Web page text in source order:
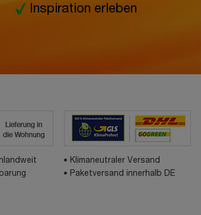
Inspiration erleben
Klimaneutraler Versand
Paketversand innerhalb DE